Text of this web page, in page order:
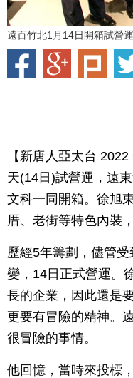
遠百竹北1月14日開箱試營
【新唐人亞太台
天(14日)試營運，遠
文科一同開箱。徐旭
厝、老街等特色內裝
歷經5年籌劃，儘管
變，14日正式營運。
長的企業，因此還是
更要有冒險的精神。
很冒險的事情。
他回憶，當時來投標